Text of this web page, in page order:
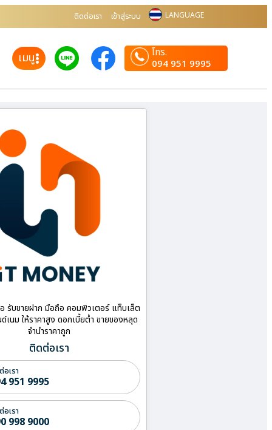
ติดต่อเรา เข้าสู่ระบบ LANGUAGE
เมนู
โทร.
094 951 9995
รับขายฝาก มือถือ คอมพิวเตอร์ แท็บเล็ต
เนม ให้ราคาสูง ดอกเบี้ยต่ำ ขายของหลุด
จำนำราคาถูก
ติดต่อเรา
อเรา
951 9995
อเรา
998 9000